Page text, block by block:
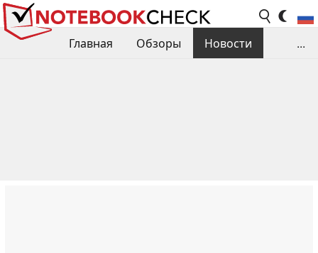
Главная Обзоры
Новости
...